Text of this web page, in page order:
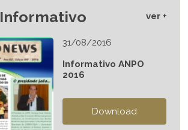
Informativo ver +
31/08/2016
Informativo ANPO
2016